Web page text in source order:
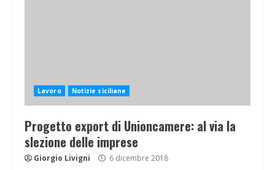
Lavoro Notizie siciliane
Progetto export di Unioncamere: al via la
slezione delle imprese
Giorgio Livigni 6 dicembre 2018